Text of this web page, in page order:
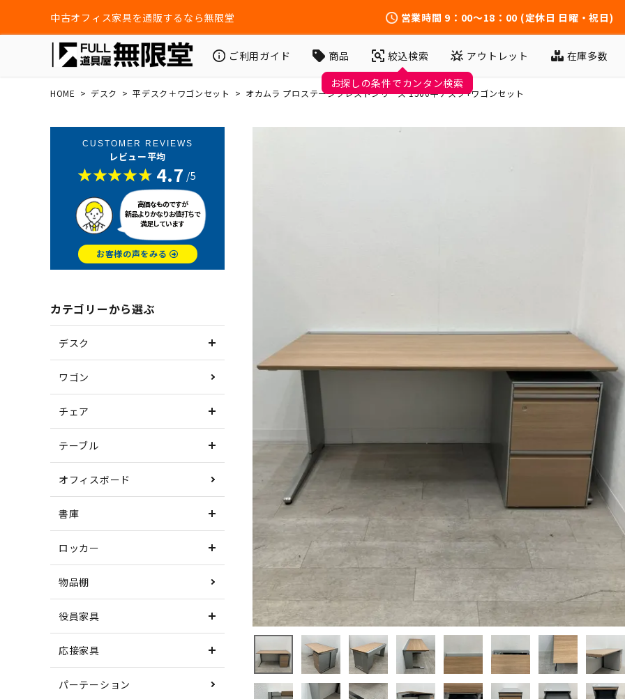
中古オフィス家具を通販するなら無限堂 営業時間 9：00～18：00 (定休日 日曜・祝日)
ご利用ガイド 商品
絞込検索
お探しの条件でカンタン検索
アウトレット 在庫多数
HOME デスク 平デスク＋ワゴンセット オカムラ プロステージクレストシリーズ 1500平デスク+ワゴンセット
CUSTOMER REVIEWS
レビュー平均
4.7 /5
高価なものですが
新品よりかなりお値打ちで
満足しています
お客様の声をみる
カテゴリーから選ぶ
デスク
ワゴン
チェア
テーブル
オフィスボード
書庫
ロッカー
物品棚
役員家具
応接家具
パーテーション